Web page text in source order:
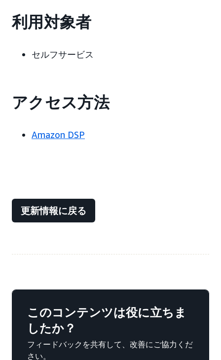
利用対象者
セルフサービス
アクセス方法
Amazon DSP
更新情報に戻る
このコンテンツは役に立ちま
したか？
フィードバックを共有して、改善にご協力くだ
さい。